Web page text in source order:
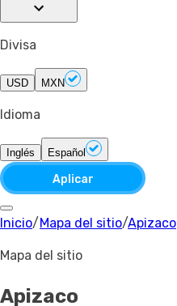
Divisa
USD MXN
Idioma
Inglés Español
Aplicar
Inicio/ Mapa del sitio/Apizaco
Mapa del sitio
Apizaco